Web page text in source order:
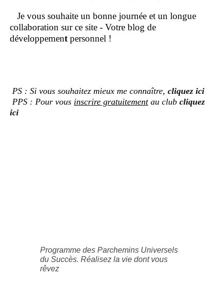
Je vous souhaite un bonne journée et un longue
collaboration sur ce site - Votre blog de
développement personnel !
PS : Si vous souhaitez mieux me connaître, cliquez ici
PPS : Pour vous inscrire gratuitementau club cliquez
ici
Programme des Parchemins Universels
du Succès. Réalisez la vie dont vous
rêvez